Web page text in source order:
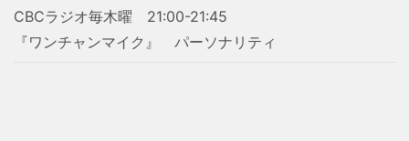
CBCラジオ毎木曜 21:00-21:45
『ワンチャンマイク』 パーソナリティ